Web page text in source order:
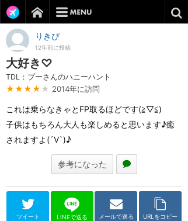
りきぴ
12年前に投稿
大好き♡
TDL：プーさんのハニーハント
★★★★ ★ 2014年に訪問
これは乗らなきゃとFP取るほどです(≧▽≦)
子供はもちろん大人も楽しめると思います♪癒
されますよ(´V`)♪
参考になった
ツイート LINEで送る メールで送る URLをコピー